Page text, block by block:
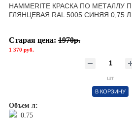
HAMMERITE КРАСКА ПО
ГЛЯНЦЕВАЯ RAL 5005 СИНЯЯ 0,75 Л
Старая цена: 1970р.
1 370 руб.
шт
В КОРЗИНУ
Объем л:
0.75